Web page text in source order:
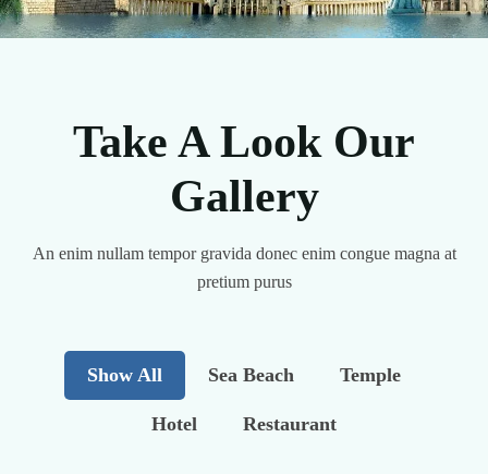
Take A Look Our
Gallery
An enim nullam tempor gravida donec enim congue magna at
pretium purus
Show All Sea Beach Temple
Hotel Restaurant